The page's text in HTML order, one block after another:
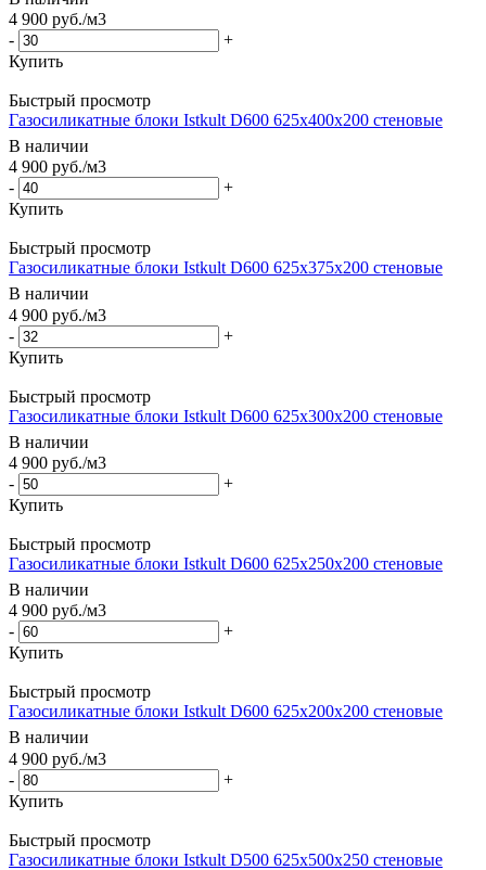
4 900 руб./м3
-
+
Купить
Быстрый просмотр
Газосиликатные блоки Istkult D600 625х400х200 стеновые
В наличии
4 900 руб./м3
-
+
Купить
Быстрый просмотр
Газосиликатные блоки Istkult D600 625х375х200 стеновые
В наличии
4 900 руб./м3
-
+
Купить
Быстрый просмотр
Газосиликатные блоки Istkult D600 625х300х200 стеновые
В наличии
4 900 руб./м3
-
+
Купить
Быстрый просмотр
Газосиликатные блоки Istkult D600 625х250х200 стеновые
В наличии
4 900 руб./м3
-
+
Купить
Быстрый просмотр
Газосиликатные блоки Istkult D600 625х200х200 стеновые
В наличии
4 900 руб./м3
-
+
Купить
Быстрый просмотр
Газосиликатные блоки Istkult D500 625х500х250 стеновые